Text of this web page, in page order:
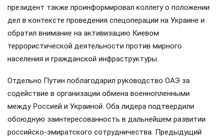
президент также проинформировал коллегу о положении
дел в контексте проведения спецоперации на Украине и
обратил внимание на активизацию Киевом
террористической деятельности против мирного
населения и гражданской инфраструктуры.
Отдельно Путин поблагодарил руководство ОАЭ за
содействие в организации обмена военнопленными
между Россией и Украиной. Оба лидера подтвердили
обоюдную заинтересованность в дальнейшем развитии
российско-эмиратского сотрудничества. Предыдущий